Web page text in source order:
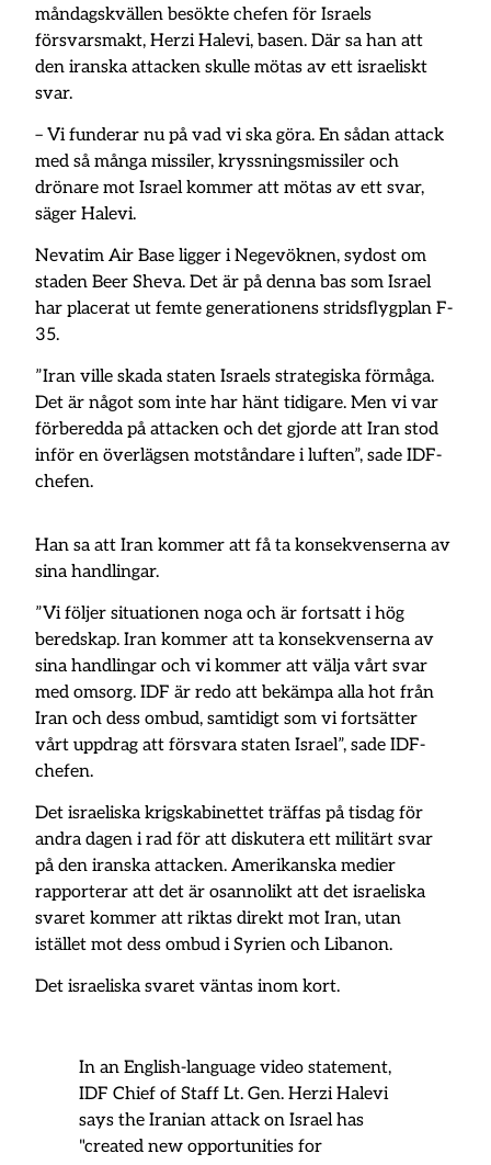
måndagskvällen besökte chefen för Israels
försvarsmakt, Herzi Halevi, basen. Där sa han att
den iranska attacken skulle mötas av ett israeliskt
svar.
– Vi funderar nu på vad vi ska göra. En sådan attack
med så många missiler, kryssningsmissiler och
drönare mot Israel kommer att mötas av ett svar,
säger Halevi.
Nevatim Air Base ligger i Negevöknen, sydost om
staden Beer Sheva. Det är på denna bas som Israel
har placerat ut femte generationens stridsflygplan F-
35.
”Iran ville skada staten Israels strategiska förmåga.
Det är något som inte har hänt tidigare. Men vi var
förberedda på attacken och det gjorde att Iran stod
inför en överlägsen motståndare i luften”, sade IDF-
chefen.
Han sa att Iran kommer att få ta konsekvenserna av
sina handlingar.
”Vi följer situationen noga och är fortsatt i hög
beredskap. Iran kommer att ta konsekvenserna av
sina handlingar och vi kommer att välja vårt svar
med omsorg. IDF är redo att bekämpa alla hot från
Iran och dess ombud, samtidigt som vi fortsätter
vårt uppdrag att försvara staten Israel”, sade IDF-
chefen.
Det israeliska krigskabinettet träffas på tisdag för
andra dagen i rad för att diskutera ett militärt svar
på den iranska attacken. Amerikanska medier
rapporterar att det är osannolikt att det israeliska
svaret kommer att riktas direkt mot Iran, utan
istället mot dess ombud i Syrien och Libanon.
Det israeliska svaret väntas inom kort.
In an English-language video statement,
IDF Chief of Staff Lt. Gen. Herzi Halevi
says the Iranian attack on Israel has
"created new opportunities for